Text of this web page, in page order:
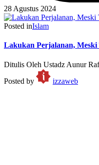
28 Agustus 2024
Posted inIslam
Lakukan Perjalanan, Meski
Ditulis Oleh Ustadz Aunur
Posted by
izzaweb